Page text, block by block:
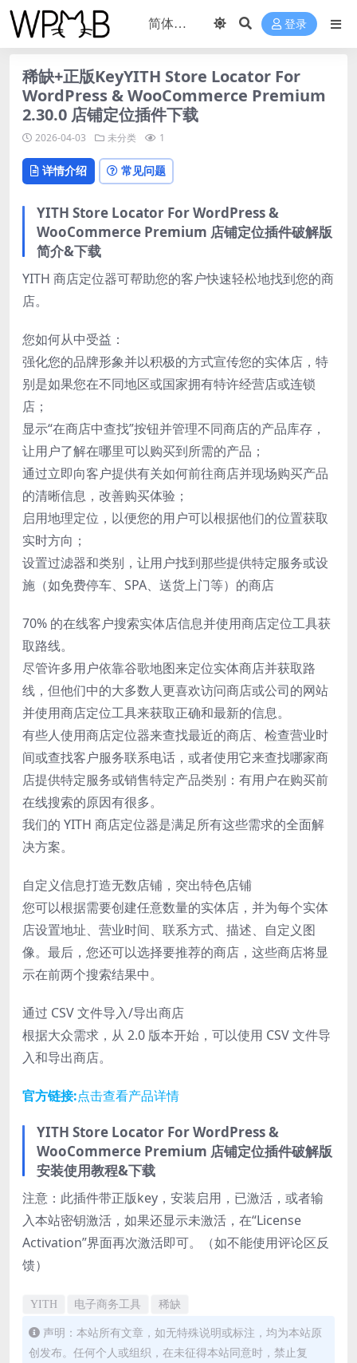
登录
稀缺+正版KeyYITH Store Locator For
WordPress & WooCommerce Premium
2.30.0 店铺定位插件下载
2026-04-03 未分类 1
详情介绍 常见问题
YITH Store Locator For WordPress &
WooCommerce Premium 店铺定位插件破解版
简介&下载
YITH 商店定位器可帮助您的客户快速轻松地找到您的商
店。
您如何从中受益：
强化您的品牌形象并以积极的方式宣传您的实体店，特
别是如果您在不同地区或国家拥有特许经营店或连锁
店；
显示“在商店中查找”按钮并管理不同商店的产品库存，
让用户了解在哪里可以购买到所需的产品；
通过立即向客户提供有关如何前往商店并现场购买产品
的清晰信息，改善购买体验；
启用地理定位，以便您的用户可以根据他们的位置获取
实时方向；
设置过滤器和类别，让用户找到那些提供特定服务或设
施（如免费停车、SPA、送货上门等）的商店
70% 的在线客户搜索实体店信息并使用商店定位工具获
取路线。
尽管许多用户依靠谷歌地图来定位实体商店并获取路
线，但他们中的大多数人更喜欢访问商店或公司的网站
并使用商店定位工具来获取正确和最新的信息。
有些人使用商店定位器来查找最近的商店、检查营业时
间或查找客户服务联系电话，或者使用它来查找哪家商
店提供特定服务或销售特定产品类别：有用户在购买前
在线搜索的原因有很多。
我们的 YITH 商店定位器是满足所有这些需求的全面解
决方案。
自定义信息打造无数店铺，突出特色店铺
您可以根据需要创建任意数量的实体店，并为每个实体
店设置地址、营业时间、联系方式、描述、自定义图
像。最后，您还可以选择要推荐的商店，这些商店将显
示在前两个搜索结果中。
通过 CSV 文件导入/导出商店
根据大众需求，从 2.0 版本开始，可以使用 CSV 文件导
入和导出商店。
官方链接:点击查看产品详情
YITH Store Locator For WordPress &
WooCommerce Premium 店铺定位插件破解版
安装使用教程&下载
注意：此插件带正版key，安装启用，已激活，或者输
入本站密钥激活，如果还显示未激活，在“License
Activation”界面再次激活即可。（如不能使用评论区反
馈）
YITH 电子商务工具 稀缺
声明：本站所有文章，如无特殊说明或标注，均为本站原
创发布。任何个人或组织，在未征得本站同意时，禁止复